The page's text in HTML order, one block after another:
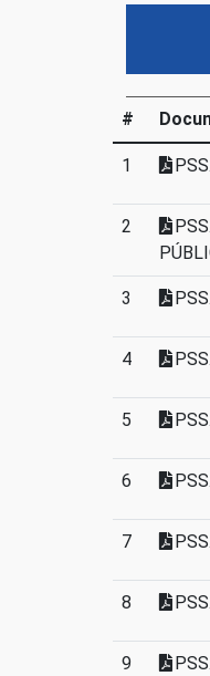
#
1
2
3
4
5
6
7
8
9